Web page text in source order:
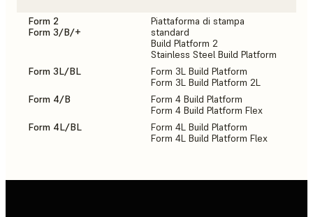
Form 2
Form 3/B/+
Piattaforma di stampa
standard
Build Platform 2
Stainless Steel Build Platform
Form 3L/BL
Form 3L Build Platform
Form 3L Build Platform 2L
Form 4/B
Form 4 Build Platform
Form 4 Build Platform Flex
Form 4L/BL
Form 4L Build Platform
Form 4L Build Platform Flex